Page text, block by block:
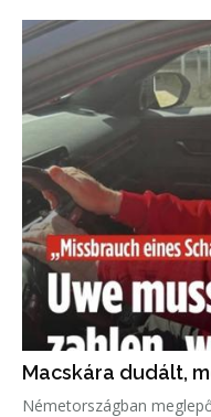
Macskára dudált,
Németországban